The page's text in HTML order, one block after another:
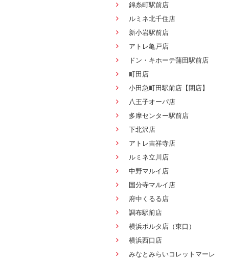
錦糸町駅前店
ルミネ北千住店
新小岩駅前店
アトレ亀戸店
ドン・キホーテ蒲田駅前店
町田店
小田急町田駅前店【閉店】
八王子オーパ店
多摩センター駅前店
下北沢店
アトレ吉祥寺店
ルミネ立川店
中野マルイ店
国分寺マルイ店
府中くるる店
調布駅前店
横浜ポルタ店（東口）
横浜西口店
みなとみらいコレットマーレ